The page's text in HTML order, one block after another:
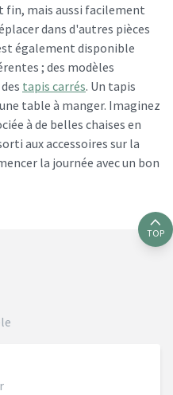
fin, mais aussi facilement
dans d'autres pièces
également disponible
; des modèles
tapis carrés. Un tapis
table à manger. Imaginez
à de belles chaises en
aux accessoires sur la
la journée avec un bon
TOP